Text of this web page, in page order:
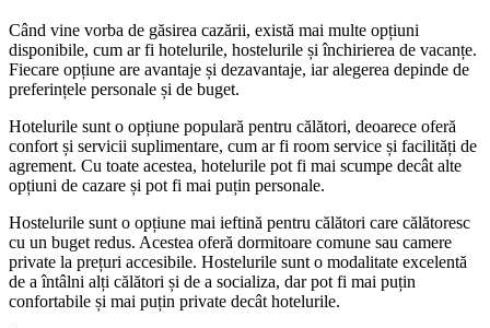
Când vine vorba de găsirea cazării, există mai multe opțiuni
disponibile, cum ar fi hotelurile, hostelurile și închirierea de vacanțe.
Fiecare opțiune are avantaje și dezavantaje, iar alegerea depinde de
preferințele personale și de buget.
Hotelurile sunt o opțiune populară pentru călători, deoarece oferă
confort și servicii suplimentare, cum ar fi room service și facilități de
agrement. Cu toate acestea, hotelurile pot fi mai scumpe decât alte
opțiuni de cazare și pot fi mai puțin personale.
Hostelurile sunt o opțiune mai ieftină pentru călători care călătoresc
cu un buget redus. Acestea oferă dormitoare comune sau camere
private la prețuri accesibile. Hostelurile sunt o modalitate excelentă
de a întâlni alți călători și de a socializa, dar pot fi mai puțin
confortabile și mai puțin private decât hotelurile.